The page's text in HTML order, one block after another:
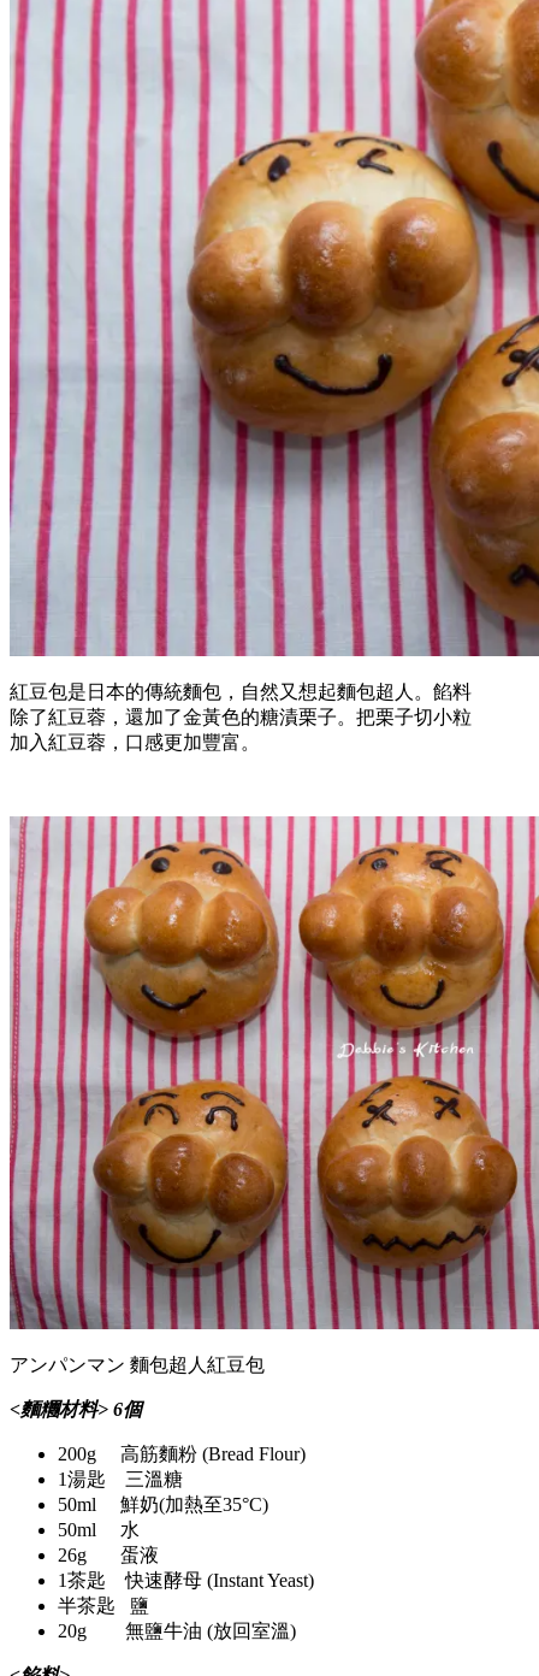
紅豆包是日本的傳統麵包，自然又想起麵包超人。餡料
除了紅豆蓉，還加了金黃色的糖漬栗子。把栗子切小粒
加入紅豆蓉，口感更加豐富。
アンパンマン 麵包超人紅豆包
<麵糰材料> 6個
200g 高筋麵粉 (Bread Flour)
1湯匙 三溫糖
50ml 鮮奶(加熱至35°C)
50ml 水
26g 蛋液
1茶匙 快速酵母 (Instant Yeast)
半茶匙 鹽
20g 無鹽牛油 (放回室溫)